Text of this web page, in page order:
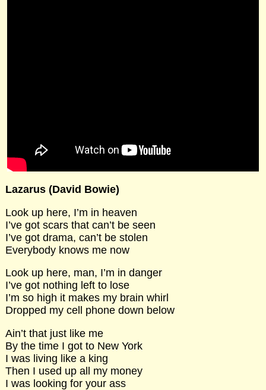
Lazarus (David Bowie)
Look up here, I’m in heaven
I’ve got scars that can’t be seen
I’ve got drama, can’t be stolen
Everybody knows me now
Look up here, man, I’m in danger
I’ve got nothing left to lose
I’m so high it makes my brain whirl
Dropped my cell phone down below
Ain’t that just like me
By the time I got to New York
I was living like a king
Then I used up all my money
I was looking for your ass